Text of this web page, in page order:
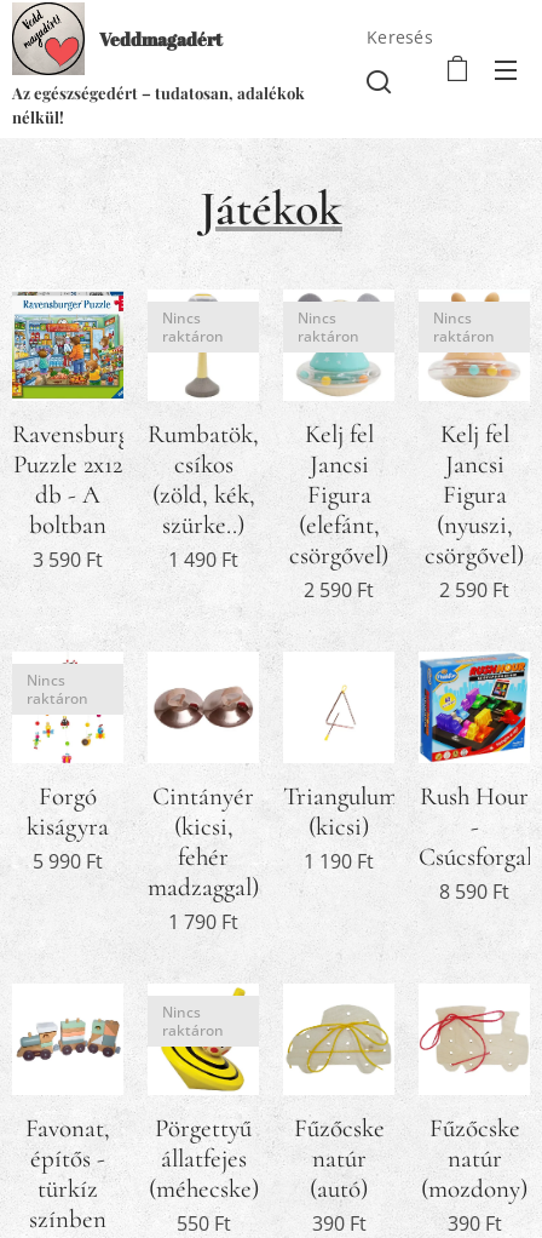
Veddmagadért
Az egészségedért – tudatosan, adalékok
nélkül!
Keresés
Játékok
Ravensburger
Puzzle 2x12
db - A
boltban
3 590 Ft
Rumbatök,
csíkos
(zöld, kék,
szürke..)
Nincs
raktáron
1 490Ft
Kelj fel
Jancsi
Figura
(elefánt,
csörgővel)
Nincs
raktáron
2 590Ft
Kelj fel
Jancsi
Figura
(nyuszi,
csörgővel)
Nincs
raktáron
2 590 Ft
Forgó
kiságyra
Nincs
raktáron
5 990 Ft
Cintányér
(kicsi,
fehér
madzaggal)
1 790 Ft
Triangulum
(kicsi)
1 190 Ft
Rush Hour
-
8 590 Ft
Favonat,
építős -
türkíz
színben
Pörgettyű
állatfejes
(méhecske)
Nincs
raktáron
550Ft
Fűzőcske
natúr
(autó)
390Ft
Fűzőcske
natúr
(mozdony)
390Ft